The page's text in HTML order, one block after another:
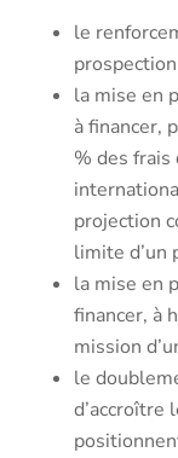
le
prospection
la mise en
à financer,
% des frais
projection
limite d’un
la mise en
financer, à
mission
le
d’accroître